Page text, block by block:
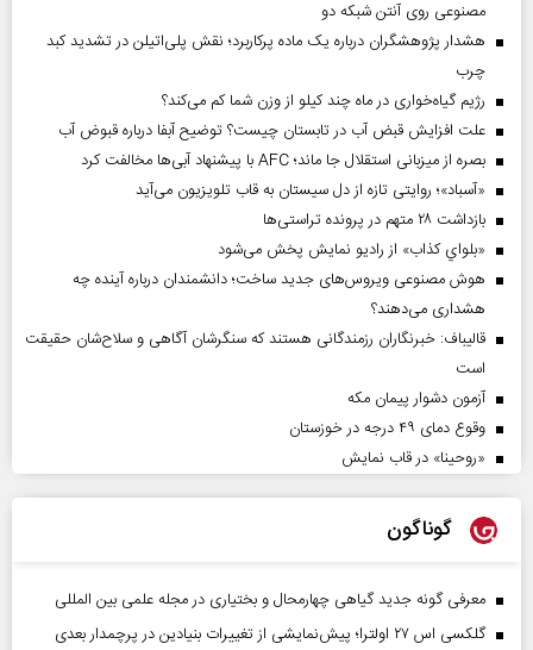
مصنوعی روی آنتن شبکه دو
هشدار پژوهشگران درباره یک ماده پرکاربرد؛ نقش پلی‌اتیلن در تشدید کبد
چرب
رژیم گیاه‌خواری در ماه چند کیلو از وزن شما کم می‌کند؟
علت افزایش قبض آب در تابستان چیست؟ توضیح آبفا درباره قبوض آب
بصره از میزبانی استقلال جا ماند؛ AFC با پیشنهاد آبی‌ها مخالفت کرد
«آسباد»؛ روایتی تازه از دل سیستان به قاب تلویزیون می‌آید
بازداشت ۲۸ متهم در پرونده تراستی‌ها
«بلواي کذاب» از رادیو نمایش پخش می‌شود
هوش مصنوعی ویروس‌های جدید ساخت؛ دانشمندان درباره آینده چه
هشداری می‌دهند؟
قالیباف: خبرنگاران رزمندگانی هستند که سنگرشان آگاهی و سلاح‌شان حقیقت
است
آزمون دشوار پیمان مکه
وقوع دمای ۴۹ درجه در خوزستان
«روحینا» در قاب نمایش
گوناگون
معرفی گونه جدید گیاهی چهارمحال و بختیاری در مجله علمی بین المللی
گلکسی اس ۲۷ اولترا؛ پیش‌نمایشی از تغییرات بنیادین در پرچمدار بعدی